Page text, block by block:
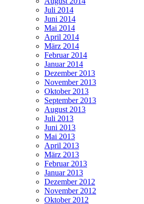
Juli 2014
Juni 2014
Mai 2014
April 2014
März 2014
Februar 2014
Januar 2014
Dezember 2013
November 2013
Oktober 2013
September 2013
August 2013
Juli 2013
Juni 2013
Mai 2013
April 2013
März 2013
Februar 2013
Januar 2013
Dezember 2012
November 2012
Oktober 2012